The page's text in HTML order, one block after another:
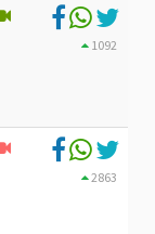
1092
2863